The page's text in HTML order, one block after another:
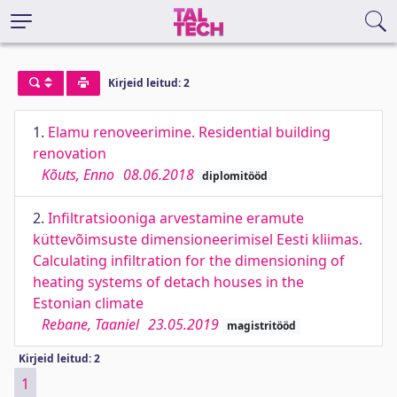
Kirjeid leitud: 2
1. Elamu renoveerimine. Residential building
renovation
Kõuts, Enno 08.06.2018 diplomitööd
2. Infiltratsiooniga arvestamine eramute
küttevõimsuste dimensioneerimisel Eesti kliimas.
Calculating infiltration for the dimensioning of
heating systems of detach houses in the
Estonian climate
Rebane, Taaniel 23.05.2019 magistritööd
Kirjeid leitud: 2
1